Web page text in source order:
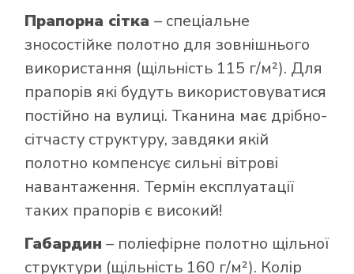
Прапорна сітка– спеціальне
зносостійке полотно для зовнішнього
використання (щільність 115 г/м²). Для
прапорів які будуть використовуватися
постійно на вулиці. Тканина має дрібно-
сітчасту структуру, завдяки якій
полотно компенсує сильні вітрові
навантаження. Термін експлуатації
таких прапорів є високий!
Габардин – поліефірне полотно щільної
структури (щільність 160 г/м²). Колір